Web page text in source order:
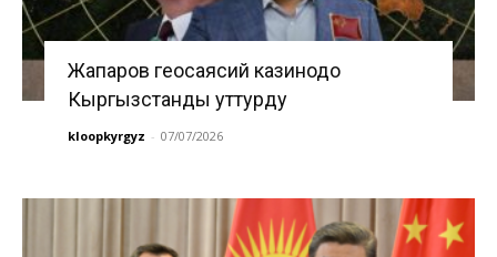
Жапаров геосаясий казинодо
Кыргызстанды уттурду
kloopkyrgyz - 07/07/2026